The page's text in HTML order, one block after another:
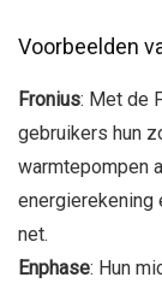
Voorbeelden
Fronius: Met de
gebruikers hun
warmtepompen
energierekening
net.
Enphase: Hun